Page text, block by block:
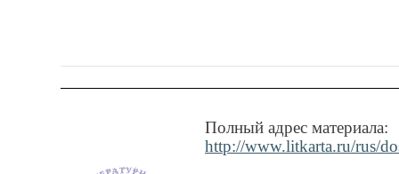
Полный адрес материала:
http://www.litkarta.ru/rus/